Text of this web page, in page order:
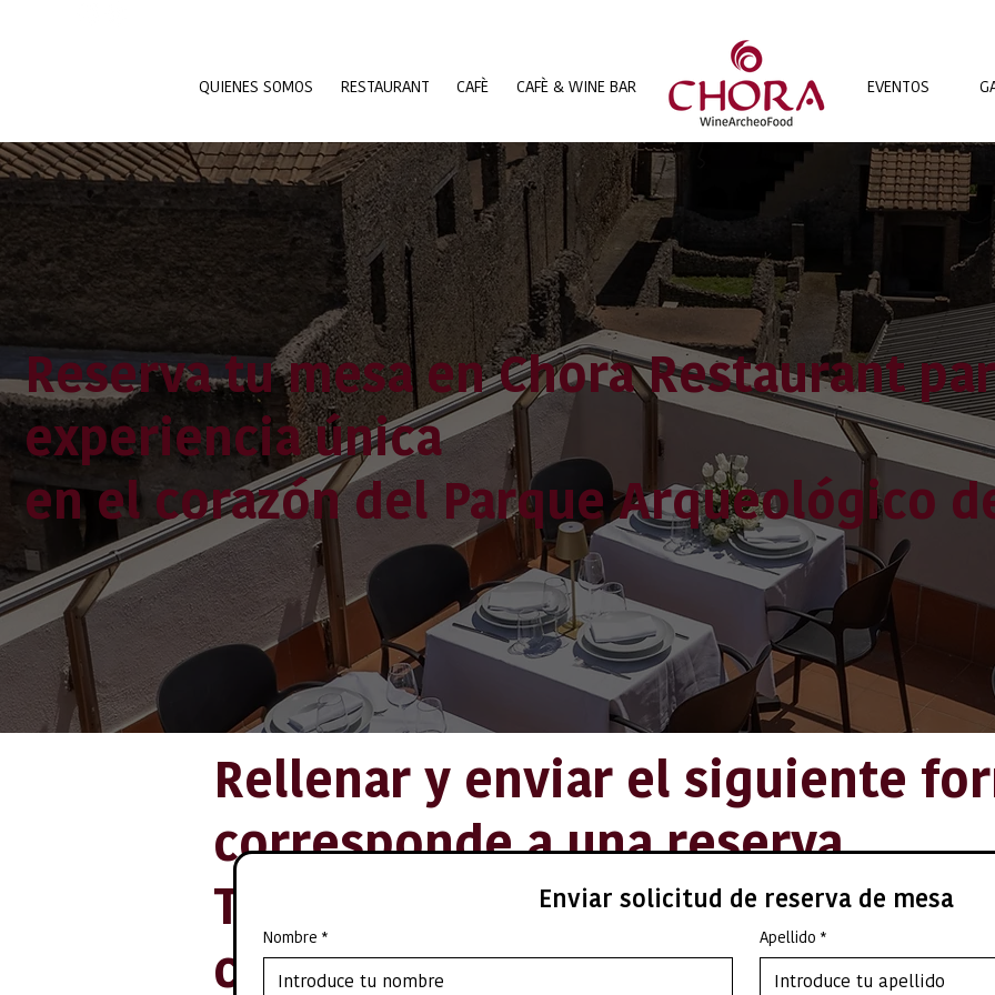
QUIENES SOMOS RESTAURANT CAFÈ CAFÈ & WINE BAR EVENTOS
Reserva tu mesa en Chora Restaurant
experiencia única
en el corazón del Parque Arqueológico
Rellenar y enviar el siguiente
corresponde a una reserva.
Tan pronto como recibamos su
comunicaremos con usted para
Enviar solicitud de reserva de mesa
Nombre * Apellido *